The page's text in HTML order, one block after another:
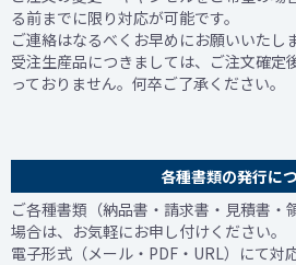
る前までに限り対応が可能です。
ご連絡はなるべくお早めにお願いいたしま
受注生産品につきましては、ご注文確定
っておりません。何卒ご了承ください。
各種書類の発行に
ご各種書類（納品書・請求書・見積書・
場合は、お気軽にお申し付けください。
電子形式（メール・PDF・URL）にて対